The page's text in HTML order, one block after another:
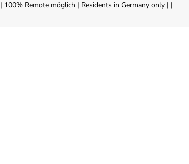
| 100% Remote möglich | Residents in Germany only | |